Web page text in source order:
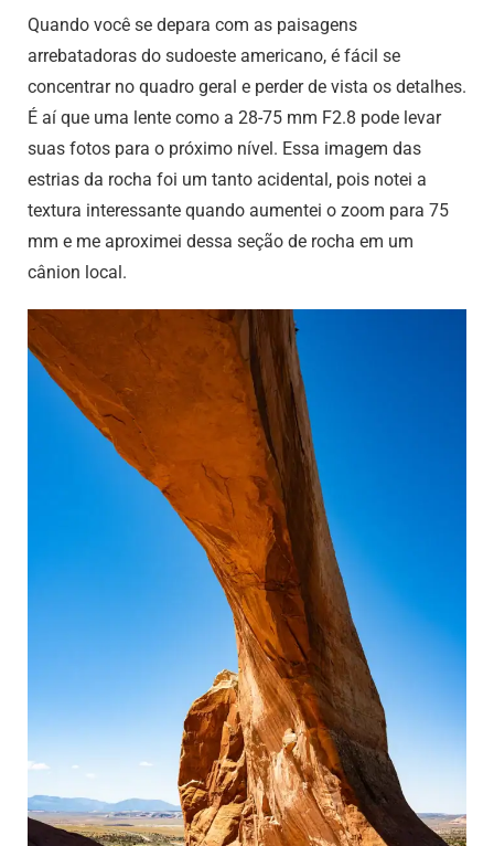
Quando você se depara com as paisagens
arrebatadoras do sudoeste americano, é fácil se
concentrar no quadro geral e perder de vista os detalhes.
É aí que uma lente como a 28-75 mm F2.8 pode levar
suas fotos para o próximo nível. Essa imagem das
estrias da rocha foi um tanto acidental, pois notei a
textura interessante quando aumentei o zoom para 75
mm e me aproximei dessa seção de rocha em um
cânion local.